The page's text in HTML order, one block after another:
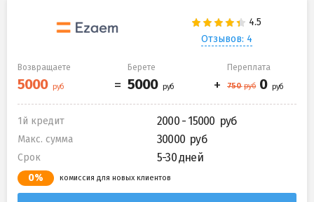
Отзывов: 4
Возвращаете Берете Переплата
1й кредит 2000 - 15000
Макс. сумма 30000
Срок 5-30 дней
0% комиссия для новых клиентов